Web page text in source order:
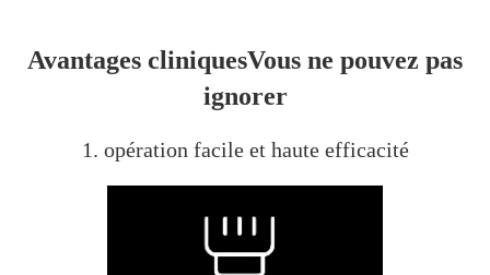
Avantages cliniquesVous ne pouvez pas
ignorer
1. opération facile et haute efficacité